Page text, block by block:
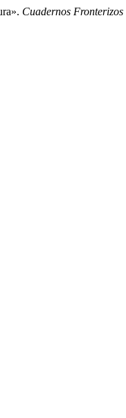
Cuadernos Fronterizos